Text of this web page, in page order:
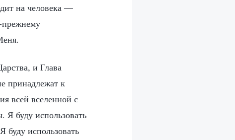
на человека —
прежнему
и Глава
принадлежат к
всей вселенной с
буду использовать
буду использовать